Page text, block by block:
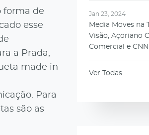
forma de
esse
a Prada,
made in
Para
são as
Jan 23, 2024
Media Moves na
Visão, Açoriano
Comercial e CNN
Ver Todas